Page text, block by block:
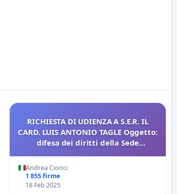
RICHIESTA DI UDIENZA A S.E.R. IL
CARD. LUIS ANTONIO TAGLE Oggetto:
difesa dei diritti della Sede
Andrea Cionci
1 855 firme
18 Feb 2025